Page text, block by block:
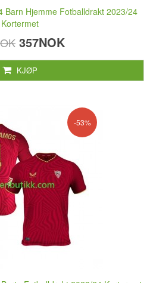
Barn Hjemme Fotballdrakt 2023/24
Kortermet
357NOK
KJØP
-53%